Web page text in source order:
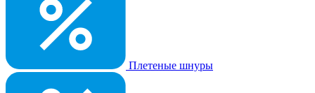
Плетеные шнуры